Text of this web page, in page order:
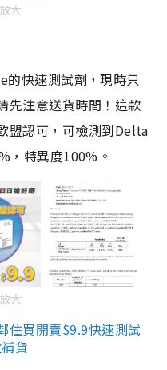
大
快速測試劑，現時只
先注意送貨時間！這款
盟認可，可檢測到Delta
，特異度100%。
大
住買開賣$9.9快速測試
貨